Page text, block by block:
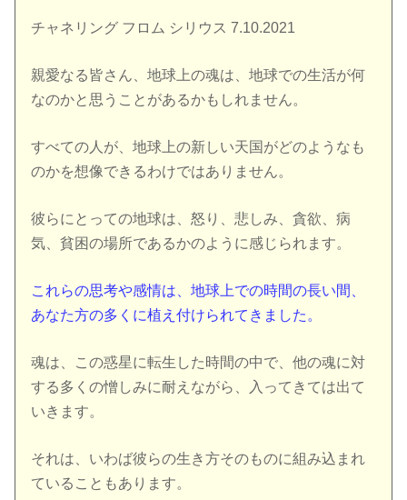
チャネリング フロム シリウス 7.10.2021
親愛なる皆さん、地球上の魂は、地球での生活が何
なのかと思うことがあるかもしれません。
すべての人が、地球上の新しい天国がどのようなも
のかを想像できるわけではありません。
彼らにとっての地球は、怒り、悲しみ、貪欲、病
気、貧困の場所であるかのように感じられます。
これらの思考や感情は、地球上での時間の長い間、
あなた方の多くに植え付けられてきました。
魂は、この惑星に転生した時間の中で、他の魂に対
する多くの憎しみに耐えながら、入ってきては出て
いきます。
それは、いわば彼らの生き方そのものに組み込まれ
ていることもあります。